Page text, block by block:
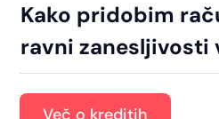
Kako pridobim
ravni zanesljivosti
Več o kreditih